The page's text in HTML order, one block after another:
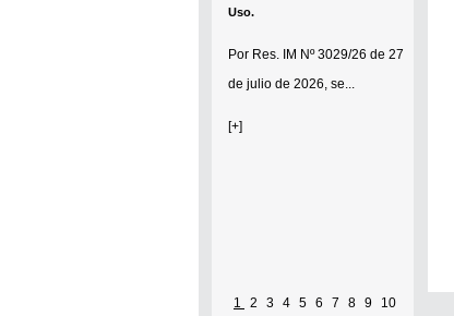
Uso.
Por Res. IM Nº 3029/26 de 27
de julio de 2026, se...
[+]
1 2 3 4 5 6 7 8 9 10